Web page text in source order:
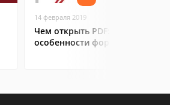
14 февраля 2019
Чем открыть PDF:
особенности формата